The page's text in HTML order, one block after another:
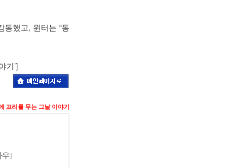
동했고, 윈터는 “동
기']
꼬리를 무는 그날 이야기
우]